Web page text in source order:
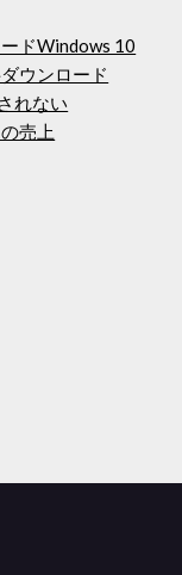
ドWindows 10
ウンロード
れない
売上